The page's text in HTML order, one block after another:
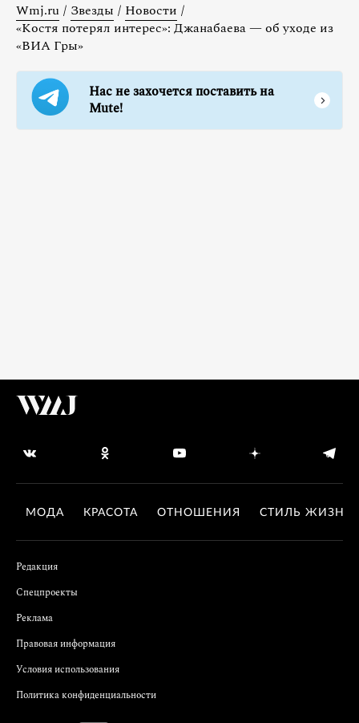
Wmj.ru / Звезды / Новости /
«Костя потерял интерес»: Джанабаева — об уходе из
«ВИА Гры»
Нас не захочется поставить на
Mute!
МОДА КРАСОТА ОТНОШЕНИЯ СТИЛЬ ЖИЗНИ
Редакция
Спецпроекты
Реклама
Правовая информация
Условия использования
Политика конфиденциальности